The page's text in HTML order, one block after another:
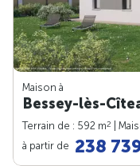
Maison à
Bessey-lès-
Terrain de : 592 m2 |
à partir de 238